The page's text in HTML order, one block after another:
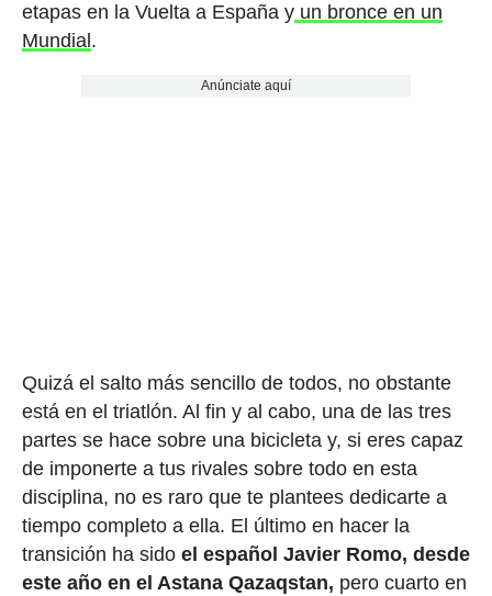
etapas en la Vuelta a España yun bronce en un
Mundial .
Anúnciate aquí
Quizá el salto más sencillo de todos, no obstante
está en el triatlón. Al fin y al cabo, una de las tres
partes se hace sobre una bicicleta y, si eres capaz
de imponerte a tus rivales sobre todo en esta
disciplina, no es raro que te plantees dedicarte a
tiempo completo a ella. El último en hacer la
transición ha sido el español Javier Romo, desde
este año en el Astana Qazaqstan, pero cuarto en